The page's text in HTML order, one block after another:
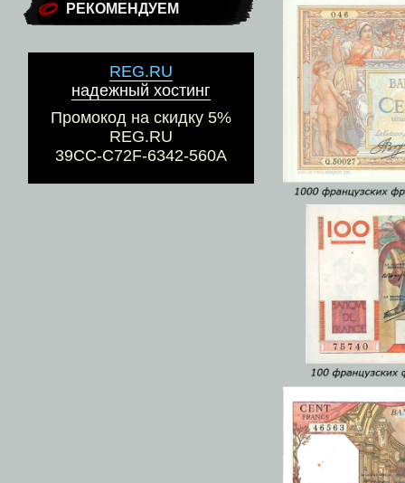
РЕКОМЕНДУЕМ
REG.RU
надежный хостинг
Промокод на скидку 5%
REG.RU
39CC-C72F-6342-560A